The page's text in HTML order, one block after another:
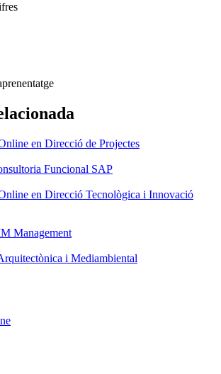
en Direcció de Projectes
Funcional SAP
en Direcció Tecnològica i Innovació
Management
i Mediambiental